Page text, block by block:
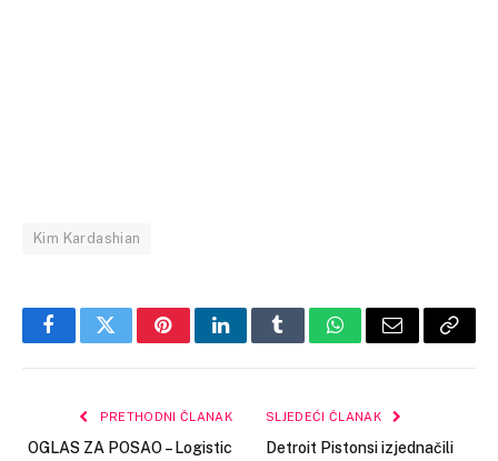
Kim Kardashian
FacebookTwitterPinterestLinkedInTumblrWhatsApp
Email Copy
PRETHODNI ČLANAK
OGLAS ZA POSAO – Logistic
SLJEDEĆI ČLANAK
Detroit Pistonsi izjednačili